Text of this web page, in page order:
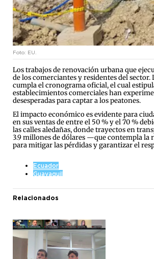
Foto: EU.
Los trabajos de renovación urbana que
de los comerciantes y residentes del
cumpla el cronograma oficial, el cual
establecimientos comerciales han
desesperadas para captar a los peatones.
El impacto económico es evidente para
en sus ventas de entre el 50 % y el 70 %
las calles aledañas, donde trayectos en
3.9 millones de dólares —que contempla la
para mitigar las pérdidas y garantizar el
Ecuador
Guayaquil
Relacionados